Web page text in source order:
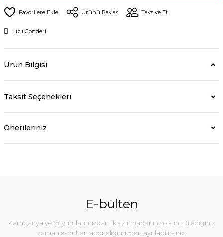
Ürünü Paylaş Tavsiye Et
Hızlı Gönderi
Ürün Bilgisi
Taksit Seçenekleri
Önerileriniz
E-bülten
Kampanya ve duyurularımızdan ilk sizin haberiniz olsun! Dilediğiniz
zaman e-bülten aboneliğimizden ayrılabilirsiniz.